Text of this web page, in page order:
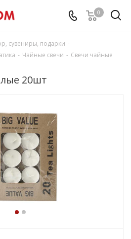
0
сувениры, подарки -
- Чайные свечи - Свечи чайные
20шт